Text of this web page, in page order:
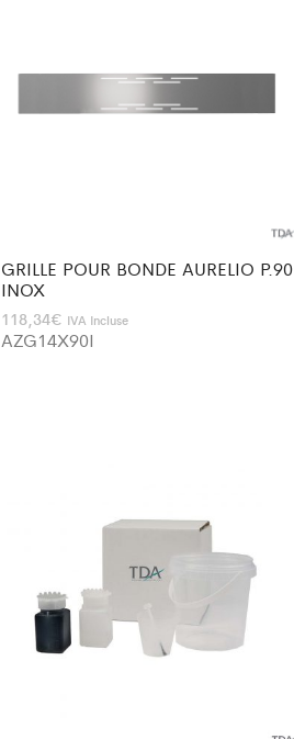
GRILLE POUR BONDE AURELIO P.90
INOX
118,34€ IVA Incluse
AZG14X90I